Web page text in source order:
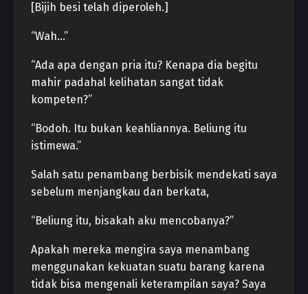
[Bijih besi telah diperoleh.]
“Wah…”
“Ada apa dengan pria itu? Kenapa dia begitu
mahir padahal kelihatan sangat tidak
kompeten?”
“Bodoh. Itu bukan keahliannya. Beliung itu
istimewa.”
Salah satu penambang berbisik mendekati saya
sebelum menjangkau dan berkata,
“Beliung itu, bisakah aku mencobanya?”
Apakah mereka mengira saya menambang
menggunakan kekuatan suatu barang karena
tidak bisa mengenali keterampilan saya? Saya